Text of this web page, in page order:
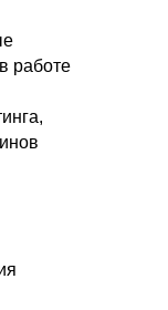
работе